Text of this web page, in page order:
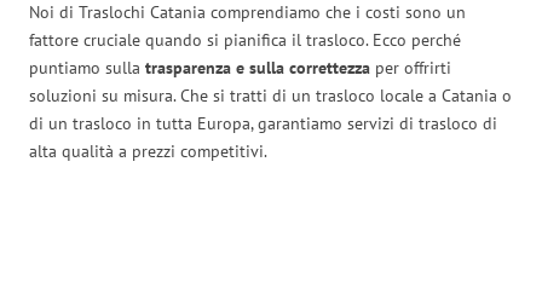
Noi di Traslochi Catania comprendiamo che i costi sono un
fattore cruciale quando si pianifica il trasloco. Ecco perché
puntiamo sulla trasparenza e sulla correttezza per offrirti
soluzioni su misura. Che si tratti di un trasloco locale a Catania o
di un trasloco in tutta Europa, garantiamo servizi di trasloco di
alta qualità a prezzi competitivi.